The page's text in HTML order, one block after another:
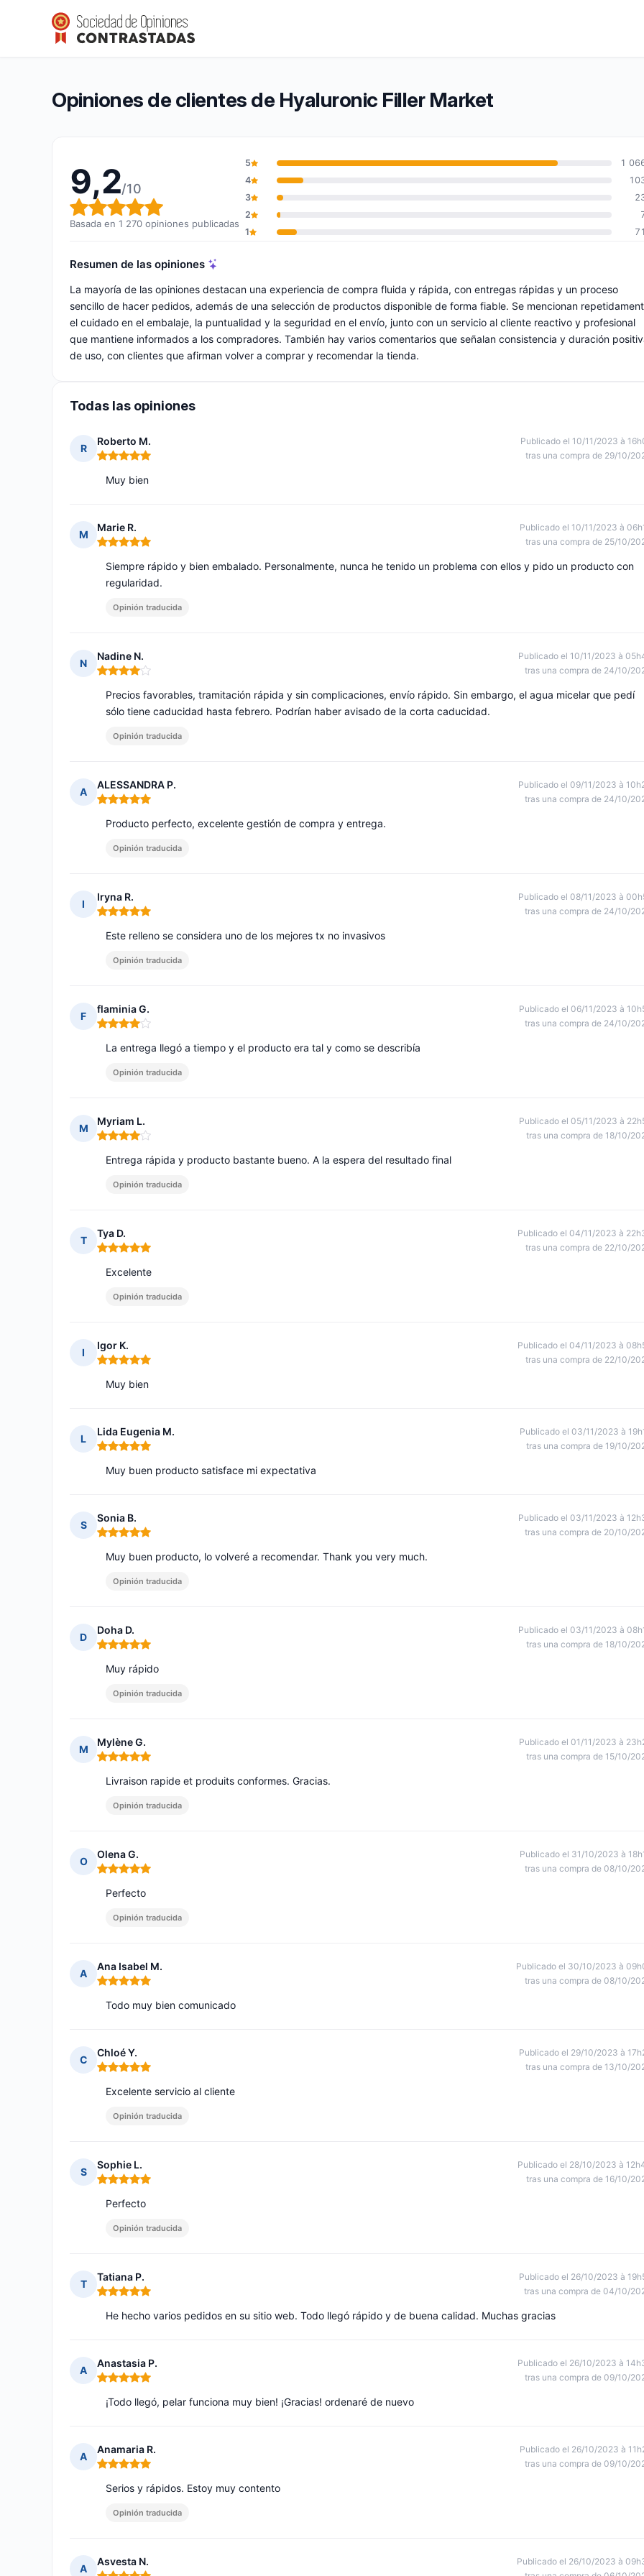
Hyaluronic Filler Market
Calificación global: 9,2 de 10
9,2/10(1 270 opiniones)
Opiniones de clientes de Hyaluronic Filler Market
9,2/10
Calificación global: 9,2 de 10
Basada en 1 270 opiniones publicadas
5
1
4
3
2
1
71
Resumen de las opiniones
La mayoría de las opiniones destacan una experiencia de compra fluida y rápida, con entregas rápidas y un proceso
sencillo de hacer pedidos, además de una selección de productos disponible de forma fiable. Se mencionan
el cuidado en el embalaje, la puntualidad y la seguridad en el envío, junto con un servicio al cliente reactivo y profesional
que mantiene informados a los compradores. También hay varios comentarios que señalan consistencia y duración
de uso, con clientes que afirman volver a comprar y recomendar la tienda.
Todas las opiniones
R
Roberto M.
Nota: 5 de 5
Publicado el 10/11/2023 à
tras una compra de 29/10/
Muy bien
M
Marie R.
Nota: 5 de 5
Publicado el 10/11/2023 à
tras una compra de 25/10/
Siempre rápido y bien embalado. Personalmente, nunca he tenido un problema con ellos y pido un producto con
regularidad.
Opinión traducida
N
Nadine N.
Nota: 4 de 5
Publicado el 10/11/2023 à
tras una compra de 24/10/
Precios favorables, tramitación rápida y sin complicaciones, envío rápido. Sin embargo, el agua micelar que pedí
sólo tiene caducidad hasta febrero. Podrían haber avisado de la corta caducidad.
Opinión traducida
A
ALESSANDRA P.
Nota: 5 de 5
Publicado el 09/11/2023 à
tras una compra de 24/10/
Producto perfecto, excelente gestión de compra y entrega.
Opinión traducida
I
Iryna R.
Nota: 5 de 5
Publicado el 08/11/2023 à
tras una compra de 24/10/
Este relleno se considera uno de los mejores tx no invasivos
Opinión traducida
F
flaminia G.
Nota: 4 de 5
Publicado el 06/11/2023 à
tras una compra de 24/10/
La entrega llegó a tiempo y el producto era tal y como se describía
Opinión traducida
M
Myriam L.
Nota: 4 de 5
Publicado el 05/11/2023 à
tras una compra de 18/10/
Entrega rápida y producto bastante bueno. A la espera del resultado final
Opinión traducida
T
Tya D.
Nota: 5 de 5
Publicado el 04/11/2023 à
tras una compra de 22/10/
Excelente
Opinión traducida
I
Igor K.
Nota: 5 de 5
Publicado el 04/11/2023 à
tras una compra de 22/10/
Muy bien
L
Lida Eugenia M.
Nota: 5 de 5
Publicado el 03/11/2023 à
tras una compra de 19/10/
Muy buen producto satisface mi expectativa
S
Sonia B.
Nota: 5 de 5
Publicado el 03/11/2023 à
tras una compra de 20/10/
Muy buen producto, lo volveré a recomendar. Thank you very much.
Opinión traducida
D
Doha D.
Nota: 5 de 5
Publicado el 03/11/2023 à
tras una compra de 18/10/
Muy rápido
Opinión traducida
M
Mylène G.
Nota: 5 de 5
Publicado el 01/11/2023 à
tras una compra de 15/10/
Livraison rapide et produits conformes. Gracias.
Opinión traducida
O
Olena G.
Nota: 5 de 5
Publicado el 31/10/2023 à
tras una compra de 08/10/
Perfecto
Opinión traducida
A
Ana Isabel M.
Nota: 5 de 5
Publicado el 30/10/2023 à
tras una compra de 08/10/
Todo muy bien comunicado
C
Chloé Y.
Nota: 5 de 5
Publicado el 29/10/2023 à
tras una compra de 13/10/
Excelente servicio al cliente
Opinión traducida
S
Sophie L.
Nota: 5 de 5
Publicado el 28/10/2023 à
tras una compra de 16/10/
Perfecto
Opinión traducida
T
Tatiana P.
Nota: 5 de 5
Publicado el 26/10/2023 à
tras una compra de 04/10/
He hecho varios pedidos en su sitio web. Todo llegó rápido y de buena calidad. Muchas gracias
A
Anastasia P.
Nota: 5 de 5
Publicado el 26/10/2023 à
tras una compra de 09/10/
¡Todo llegó, pelar funciona muy bien! ¡Gracias! ordenaré de nuevo
A
Anamaria R.
Nota: 5 de 5
Publicado el 26/10/2023 à
tras una compra de 09/10/
Serios y rápidos. Estoy muy contento
Opinión traducida
A
Asvesta N.
Publicado el 26/10/2023 à